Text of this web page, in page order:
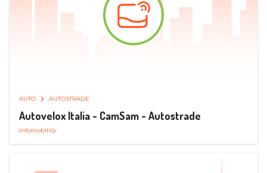
AUTO AUTOSTRADE
Autovelox Italia - CamSam - Autostrade
Infomobilità